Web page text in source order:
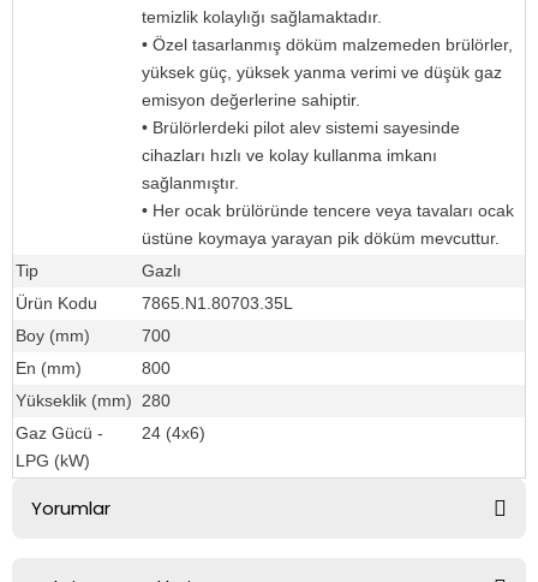
temizlik kolaylığı sağlamaktadır.
• Özel tasarlanmış döküm malzemeden brülörler,
yüksek güç, yüksek yanma verimi ve düşük gaz
emisyon değerlerine sahiptir.
• Brülörlerdeki pilot alev sistemi sayesinde
cihazları hızlı ve kolay kullanma imkanı
sağlanmıştır.
• Her ocak brülöründe tencere veya tavaları ocak
üstüne koymaya yarayan pik döküm mevcuttur.
Tip
Gazlı
Ürün Kodu
7865.N1.80703.35L
Boy (mm)
700
En (mm)
800
Yükseklik (mm)
280
Gaz Gücü -
LPG (kW)
24 (4x6)
Yorumlar